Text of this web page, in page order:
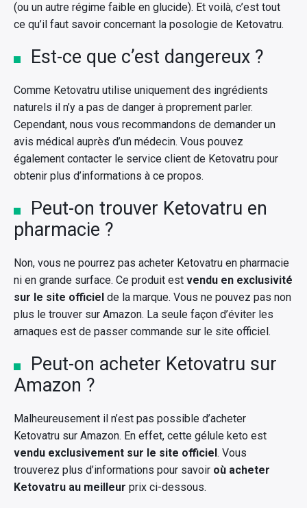
(ou un autre régime faible en glucide). Et voilà, c’est tout
ce qu’il faut savoir concernant la posologie de Ketovatru.
Est-ce que c’est dangereux ?
Comme Ketovatru utilise uniquement des ingrédients
naturels il n’y a pas de danger à proprement parler.
Cependant, nous vous recommandons de demander un
avis médical auprès d’un médecin. Vous pouvez
également contacter le service client de Ketovatru pour
obtenir plus d’informations à ce propos.
Peut-on trouver Ketovatru en
pharmacie ?
Non, vous ne pourrez pas acheter Ketovatru en pharmacie
ni en grande surface. Ce produit est vendu en exclusivité
sur le site officiel de la marque. Vous ne pouvez pas non
plus le trouver sur Amazon. La seule façon d’éviter les
arnaques est de passer commande sur le site officiel.
Peut-on acheter Ketovatru sur
Amazon ?
Malheureusement il n’est pas possible d’acheter
Ketovatru sur Amazon. En effet, cette gélule keto est
vendu exclusivement sur le site officiel . Vous
trouverez plus d’informations pour savoir où acheter
Ketovatru au meilleur prix ci-dessous.